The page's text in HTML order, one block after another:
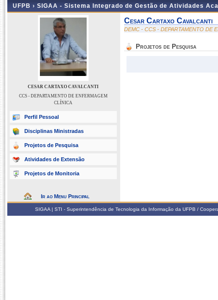
UFPB › SIGAA - Sistema Integrado de Gestão de Atividades
CESAR CARTAXO CAVALCANTI
CCS - DEPARTAMENTO DE ENFERMAGEM
CLÍNICA
Perfil Pessoal
Disciplinas Ministradas
Projetos de Pesquisa
Atividades de Extensão
Projetos de Monitoria
Ir ao Menu Principal
Cesar Cartaxo Cavalcanti
DEMC - CCS - DEPARTAMENTO DE
Projetos de Pesquisa
SIGAA | STI - Superintendência de Tecnologia da Informação da UFPB /